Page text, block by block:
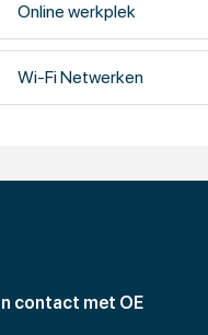
Wij weten allemaal dat
Een partner die altijd mee
Online werkplek
Wi-Fi Netwerken
contact met OE